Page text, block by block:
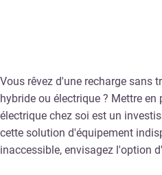
Vous rêvez d'une recharge sans
hybride ou électrique ? Mettre en
électrique chez soi est un
cette solution d'équipement
inaccessible, envisagez l'option